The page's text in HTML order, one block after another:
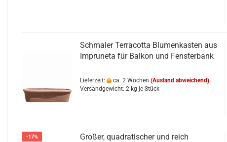
Schmaler Terracotta Blumenkasten aus
Impruneta für Balkon und Fensterbank
Lieferzeit: ca. 2 Wochen (Ausland abweichend)
Versandgewicht:2 kg je Stück
-17%
Großer, quadratischer und reich